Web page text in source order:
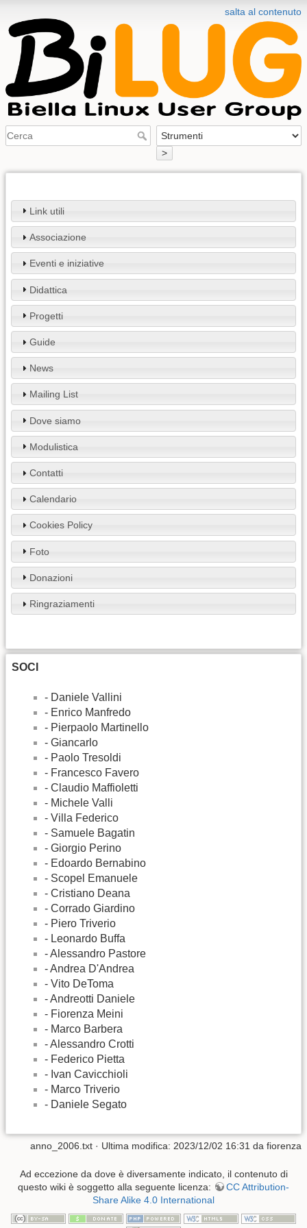
salta al contenuto
>
Link utili
Associazione
Eventi e iniziative
Didattica
Progetti
Guide
News
Mailing List
Dove siamo
Modulistica
Contatti
Calendario
Cookies Policy
Foto
Donazioni
Ringraziamenti
SOCI
- Daniele Vallini
- Enrico Manfredo
- Pierpaolo Martinello
- Giancarlo
- Paolo Tresoldi
- Francesco Favero
- Claudio Maffioletti
- Michele Valli
- Villa Federico
- Samuele Bagatin
- Giorgio Perino
- Edoardo Bernabino
- Scopel Emanuele
- Cristiano Deana
- Corrado Giardino
- Piero Triverio
- Leonardo Buffa
- Alessandro Pastore
- Andrea D'Andrea
- Vito DeToma
- Andreotti Daniele
- Fiorenza Meini
- Marco Barbera
- Alessandro Crotti
- Federico Pietta
- Ivan Cavicchioli
- Marco Triverio
- Daniele Segato
anno_2006.txt · Ultima modifica: 2023/12/02 16:31 da fiorenza
Ad eccezione da dove è diversamente indicato, il contenuto di
questo wiki è soggetto alla seguente licenza:
CC Attribution-
Share Alike 4.0 International